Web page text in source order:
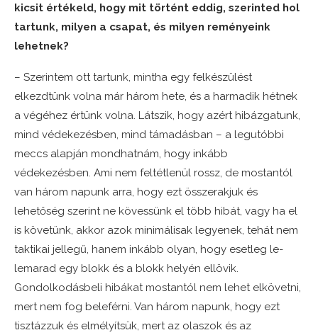
kicsit értékeld, hogy mit történt eddig, szerinted hol
tartunk, milyen a csapat, és milyen reményeink
lehetnek?
– Szerintem ott tartunk, mintha egy felkészülést
elkezdtünk volna már három hete, és a harmadik hétnek
a végéhez értünk volna. Látszik, hogy azért hibázgatunk,
mind védekezésben, mind támadásban – a legutóbbi
meccs alapján mondhatnám, hogy inkább
védekezésben. Ami nem feltétlenül rossz, de mostantól
van három napunk arra, hogy ezt összerakjuk és
lehetőség szerint ne kövessünk el több hibát, vagy ha el
is követünk, akkor azok minimálisak legyenek, tehát nem
taktikai jellegű, hanem inkább olyan, hogy esetleg le-
lemarad egy blokk és a blokk helyén ellövik.
Gondolkodásbeli hibákat mostantól nem lehet elkövetni,
mert nem fog beleférni. Van három napunk, hogy ezt
tisztázzuk és elmélyítsük, mert az olaszok és az